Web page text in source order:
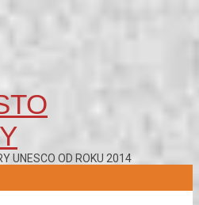
UNESCO OD ROKU 2014